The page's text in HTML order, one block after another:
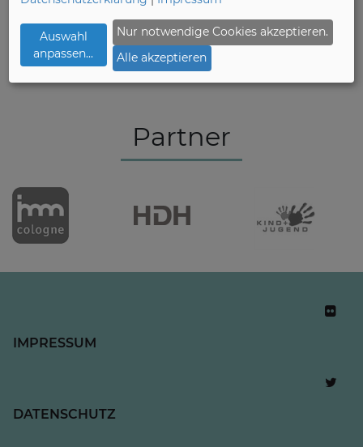
Web
Partner
IMPRESSUM
DATENSCHUTZ
Auswahl
anpassen...
Nur notwendige Cookies akzeptieren.
Alle akzeptieren